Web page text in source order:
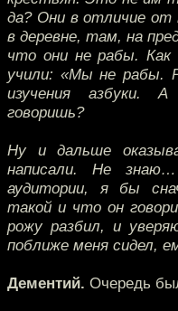
да? Они в отличие
в деревне, там, на
что они не рабы.
учили: «Мы не рабы.
изучения
говоришь?
Ну и дальше
написали. Не
аудитории, я бы
такой и что он
рожу разбил, и
поближе меня сидел,
Дементий. Очередь